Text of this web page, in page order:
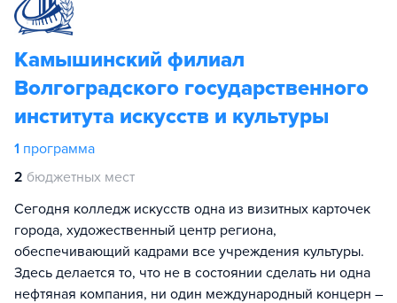
Камышинский филиал
Волгоградского государственного
института искусств и культуры
1 программа
2 бюджетных мест
Сегодня колледж искусств одна из визитных карточек
города, художественный центр региона,
обеспечивающий кадрами все учреждения культуры.
Здесь делается то, что не в состоянии сделать ни одна
нефтяная компания, ни один международный концерн –